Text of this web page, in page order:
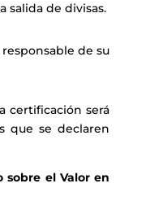
salida de divisas.
de su
certificación será
que se declaren
sobre el Valor en